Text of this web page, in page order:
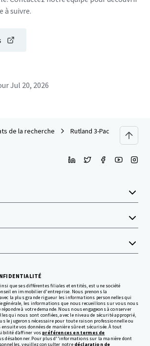
à suivre.
Jul 20, 2026
de la recherche Rutland 3-Pack
que ses différentes filiales et entités, est une société
en immobilier d'entreprise. Nous prenons la
la plus grande rigueur les informations personnelles qui
générale, les informations que nous recueillons sur vous nous
à votre demande. Nous nous engageons à conserver
qui nous sont confiées, avec le niveau de sécurité approprié,
le jugerons nécessaire pour toute raison professionnelle ou
vos données de manière sûre et sécurisée. À tout
d’affiner vos préférences en termes de
désabonner. Pour plus d''informations sur la manière dont
veuillez consulter notre déclaration de